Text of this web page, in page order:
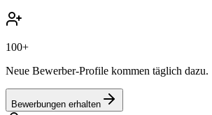
100+
Neue Bewerber-Profile kommen täglich dazu.
Bewerbungen erhalten